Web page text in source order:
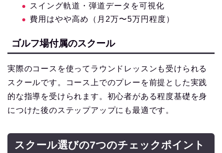
スイング軌道・弾道データを可視化
費用はやや高め（月2万〜5万円程度）
ゴルフ場付属のスクール
実際のコースを使ってラウンドレッスンも受けられる
スクールです。コース上でのプレーを前提とした実践
的な指導を受けられます。初心者がある程度基礎を身
につけた後のステップアップにも最適です。
スクール選びの7つのチェックポイント